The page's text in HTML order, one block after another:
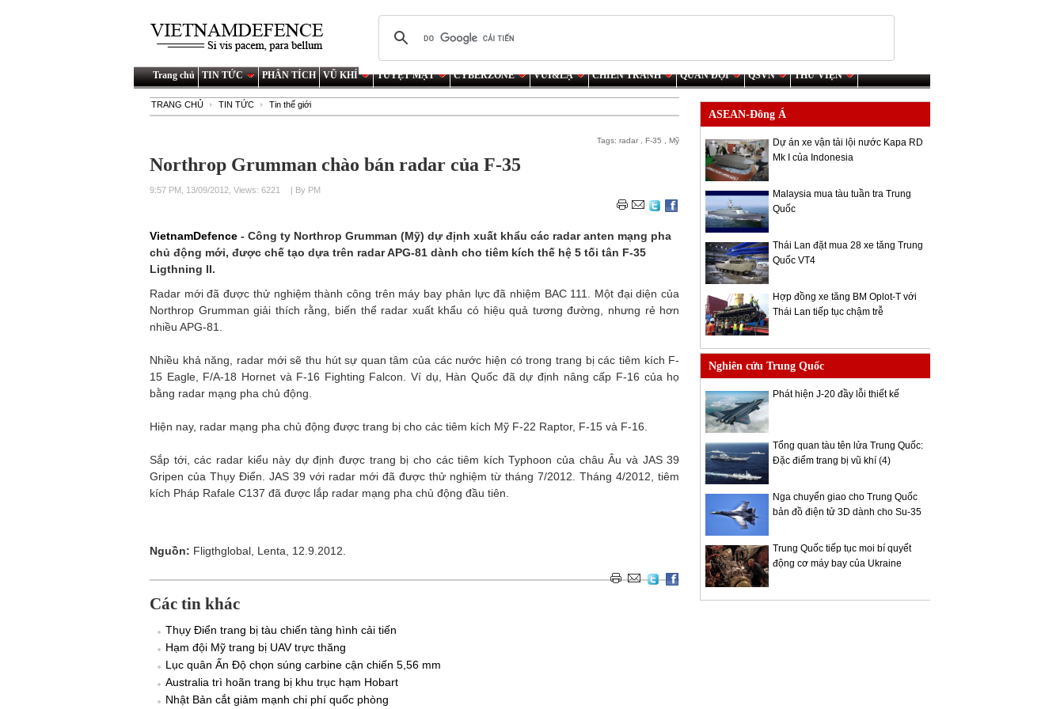
Trang chủ TIN TỨC PHÂN TÍCH VŨ KHÍ TUYỆT MẬT CYBERZONE VUI&LẠ CHIẾN TRANH QUÂN ĐỘI QSVN THƯ VIỆN
TRANG CHỦ TIN TỨC Tin thế giới
Tags:radar ,F-35 ,Mỹ
Northrop Grumman chào bán radar của F-35
9:57 PM, 13/09/2012, Views: 6221 | By PM
VietnamDefence - Công ty Northrop Grumman (Mỹ) dự định xuất khẩu các radar anten mạng pha
chủ động mới, được chế tạo dựa trên radar APG-81 dành cho tiêm kích thế hệ 5 tối tân F-35
Ligthning II.
Radar mới đã được thử nghiệm thành công trên máy bay phản lực đã nhiệm BAC 111. Một đại diện của
Northrop Grumman giải thích rằng, biến thể radar xuất khẩu có hiệu quả tương đường, nhưng rẻ hơn
nhiều APG-81.
Nhiều khả năng, radar mới sẽ thu hút sự quan tâm của các nước hiện có trong trang bị các tiêm kích F-
15 Eagle, F/A-18 Hornet và F-16 Fighting Falcon. Ví dụ, Hàn Quốc đã dự định nâng cấp F-16 của họ
bằng radar mạng pha chủ động.
Hiện nay, radar mạng pha chủ động được trang bị cho các tiêm kích Mỹ F-22 Raptor, F-15 và F-16.
Sắp tới, các radar kiểu này dự định được trang bị cho các tiêm kích Typhoon của châu Âu và JAS 39
Gripen của Thụy Điển. JAS 39 với radar mới đã được thử nghiệm từ tháng 7/2012. Tháng 4/2012, tiêm
kích Pháp Rafale C137 đã được lắp radar mạng pha chủ động đầu tiên.
Nguồn: Fligthglobal, Lenta, 12.9.2012.
Các tin khác
Thụy Điển trang bị tàu chiến tàng hình cải tiến
Hạm đội Mỹ trang bị UAV trực thăng
Lục quân Ấn Độ chọn súng carbine cận chiến 5,56 mm
Australia trì hoãn trang bị khu trục hạm Hobart
Nhật Bản cắt giảm mạnh chi phí quốc phòng
ASEAN-Đông Á
Dự án xe vận tải lội nước Kapa RD
Mk I của Indonesia
Malaysia mua tàu tuần tra Trung
Quốc
Thái Lan đặt mua 28 xe tăng Trung
Quốc VT4
Hợp đồng xe tăng BM Oplot-T với
Thái Lan tiếp tục chậm trễ
Nghiên cứu Trung Quốc
Phát hiện J-20 đầy lỗi thiết kế
Tổng quan tàu tên lửa Trung Quốc:
Đặc điểm trang bị vũ khí (4)
Nga chuyển giao cho Trung Quốc
bản đồ điện tử 3D dành cho Su-35
Trung Quốc tiếp tục moi bí quyết
động cơ máy bay của Ukraine